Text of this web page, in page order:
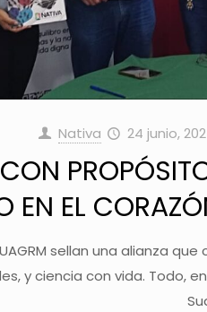
Nativa 24 junio,
EN EL
UAGRM sellan una alianza
y ciencia con vida. Todo,